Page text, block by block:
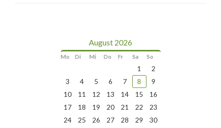
August 2026
Mo Di Mi Do Fr Sa So
1
2
3
4 5 6 7 8
9
10
11 12 13 14 15
16
17
18 19 20 21 22
23
24
25 26 27 28 29
30